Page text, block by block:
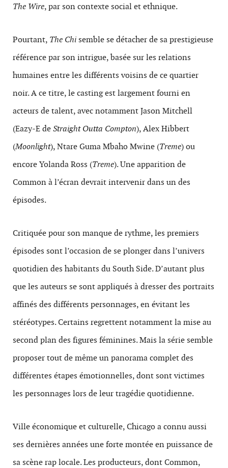
The Wire, par son contexte social et ethnique.
Pourtant, The Chisemble se détacher de sa prestigieuse
référence par son intrigue, basée sur les relations
humaines entre les différents voisins de ce quartier
noir. A ce titre, le casting est largement fourni en
acteurs de talent, avec notamment Jason Mitchell
(Eazy-E deStraight Outta Compton), Alex Hibbert
(Moonlight), Ntare Guma Mbaho Mwine (Treme) ou
encore Yolanda Ross (Treme). Une apparition de
Common à l’écran devrait intervenir dans un des
épisodes.
Critiquée pour son manque de rythme, les premiers
épisodes sont l’occasion de se plonger dans l’univers
quotidien des habitants du South Side. D’autant plus
que les auteurs se sont appliqués à dresser des portraits
affinés des différents personnages, en évitant les
stéréotypes. Certains regrettent notamment la mise au
second plan des figures féminines. Mais la série semble
proposer tout de même un panorama complet des
différentes étapes émotionnelles, dont sont victimes
les personnages lors de leur tragédie quotidienne.
Ville économique et culturelle, Chicago a connu aussi
ses dernières années une forte montée en puissance de
sa scène rap locale. Les producteurs, dont Common,